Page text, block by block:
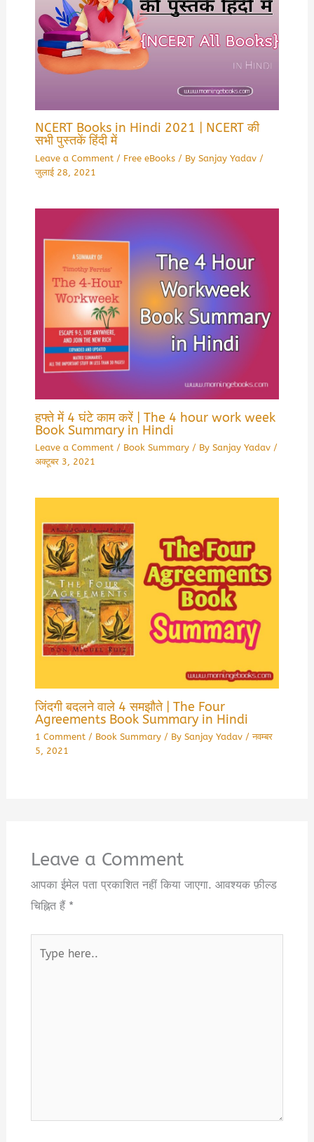
NCERT Books in Hindi 2021 | NCERT की
सभी पुस्तकें हिंदी में
Leave a Comment / Free eBooks/ By Sanjay Yadav /
जुलाई 28, 2021
हफ्ते में 4 घंटे काम करें | The 4 hour work week
Book Summary in Hindi
Leave a Comment / Book Summary/ By Sanjay Yadav /
अक्टूबर 3, 2021
जिंदगी बदलने वाले 4 समझौते | The Four
Agreements Book Summary in Hindi
1 Comment / Book Summary/ By Sanjay Yadav /नवम्बर
5, 2021
Leave a Comment
आपका ईमेल पता प्रकाशित नहीं किया जाएगा. आवश्यक फ़ील्ड
चिह्नित हैं *
here..